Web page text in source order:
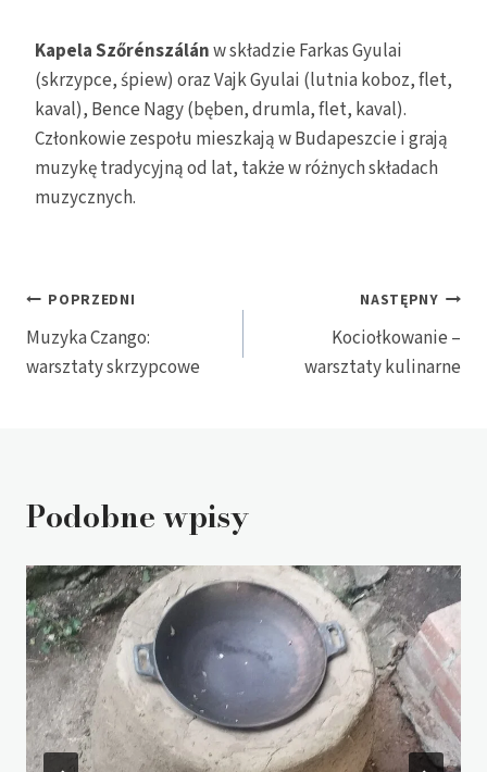
Kapela Szőrénszálánw składzie Farkas Gyulai
(skrzypce, śpiew) oraz Vajk Gyulai (lutnia koboz, flet,
kaval), Bence Nagy (bęben, drumla, flet, kaval).
Członkowie zespołu mieszkają w Budapeszcie i grają
muzykę tradycyjną od lat, także w różnych składach
muzycznych.
Nawigacja
wpisu
POPRZEDNI
Muzyka Czango:
warsztaty skrzypcowe
NASTĘPNY
Kociołkowanie –
warsztaty kulinarne
Podobne wpisy